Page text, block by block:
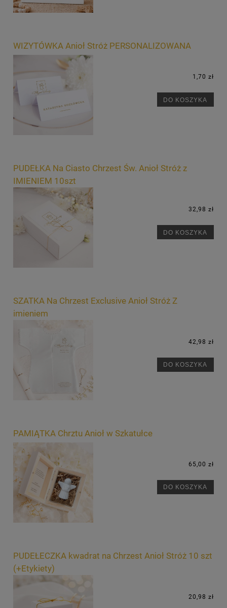
WIZYTÓWKA Anioł Stróż PERSONALIZOWANA
1,70 zł
DO KOSZYKA
PUDEŁKA Na Ciasto Chrzest Św. Anioł Stróż z
IMIENIEM 10szt
32,98 zł
DO KOSZYKA
SZATKA Na Chrzest Exclusive Anioł Stróż Z
imieniem
42,98 zł
DO KOSZYKA
PAMIĄTKA Chrztu Anioł w Szkatułce
65,00 zł
DO KOSZYKA
PUDEŁECZKA kwadrat na Chrzest Anioł Stróż 10 szt
(+Etykiety)
20,98 zł